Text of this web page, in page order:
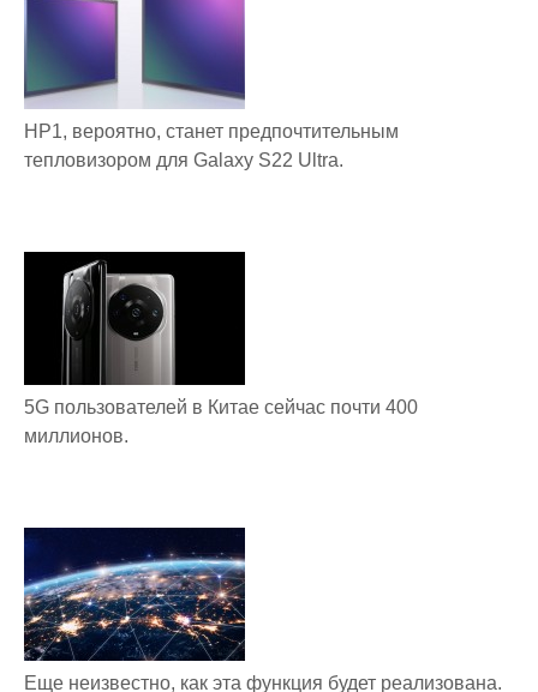
HP1, вероятно, станет предпочтительным
тепловизором для Galaxy S22 Ultra.
5G пользователей в Китае сейчас почти 400
миллионов.
Еще неизвестно, как эта функция будет реализована.